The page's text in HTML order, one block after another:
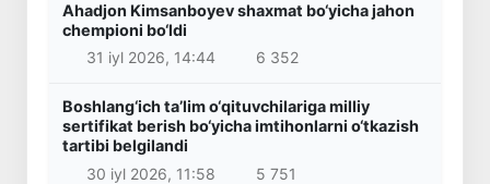
Ahadjon Kimsanboyev shaxmat bo‘yicha jahon
chempioni bo‘ldi
31 iyl 2026, 14:44
6 352
Boshlang‘ich ta’lim o‘qituvchilariga milliy
sertifikat berish bo‘yicha imtihonlarni o‘tkazish
tartibi belgilandi
30 iyl 2026, 11:58
5 751